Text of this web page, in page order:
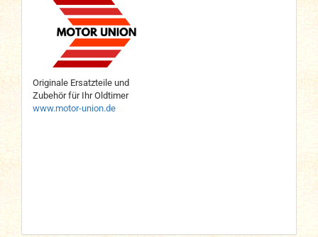
Originale Ersatzteile und
Zubehör für Ihr Oldtimer
www.motor-union.de